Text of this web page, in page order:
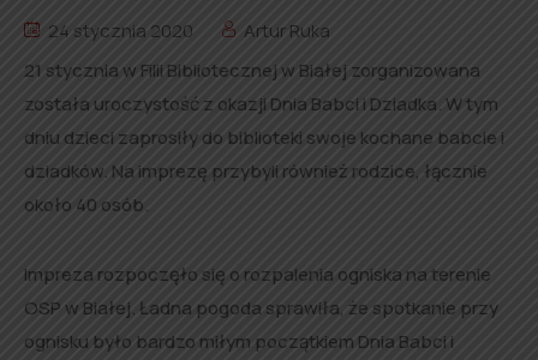
24 stycznia 2020
Artur Ruka
21 stycznia w Filii Bibliotecznej w Białej zorganizowana
została uroczystość z okazji Dnia Babci i Dziadka. W tym
dniu dzieci zaprosiły do biblioteki swoje kochane babcie i
dziadków. Na imprezę przybyli również rodzice, łącznie
około 40 osób.
Impreza rozpoczęło się o rozpalenia ogniska na terenie
OSP w Białej. Ładna pogoda sprawiła, że spotkanie przy
ognisku było bardzo miłym początkiem Dnia Babci i